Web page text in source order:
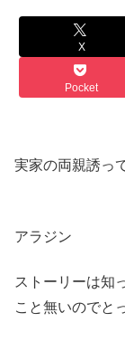
X
Pocket
実家の両親誘っ
アラジン
ストーリーは知
こと無いのでと